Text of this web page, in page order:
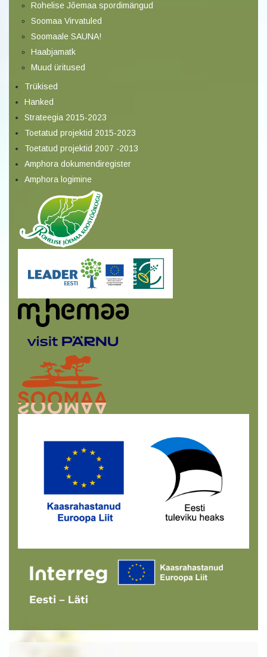
Rohelise Jõemaa spordimängud
Soomaa Virvatuled
Soomaale SAUNA!
Haabjamatk
Muud üritused
Trükised
Hanked
Strateegia 2015-2023
Toetatud projektid 2015-2023
Toetatud projektid 2007 -2013
Amphora dokumendiregister
Amphora logimine